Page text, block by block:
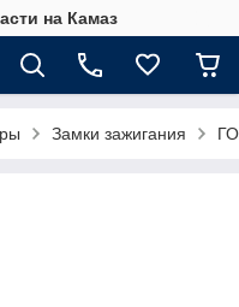
на Камаз
Замки зажигания